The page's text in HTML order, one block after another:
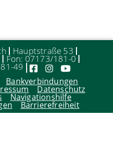
Hauptstraße 53
Fon: 07173/181-0
49
Bankverbindungen
Datenschutz
Navigationshilfe
Barrierefreiheit